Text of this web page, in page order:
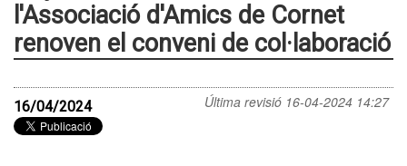
l'Associació d'Amics de Cornet
renoven el conveni de col·laboració
Última revisió 16-04-2024 14:27
16/04/2024